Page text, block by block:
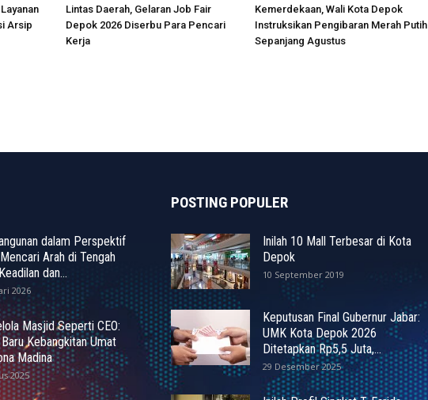
Arsip
Lintas Daerah, Gelaran Job Fair
Depok 2026 Diserbu Para Pencari
Kerja
Kemerdekaan, Wali Kota Depok
Instruksikan Pengibaran Merah Putih
Sepanjang Agustus
dalam Perspektif
Arah di Tengah
dan...
2026
Masjid Seperti CEO:
Kebangkitan Umat
Madina
2025
POSTING POPULER
Inilah 10 Mall Terbesar di Kota
Depok
10 September 2019
Keputusan Final Gubernur Jabar:
UMK Kota Depok 2026
Ditetapkan Rp5,5 Juta,...
29 Desember 2025